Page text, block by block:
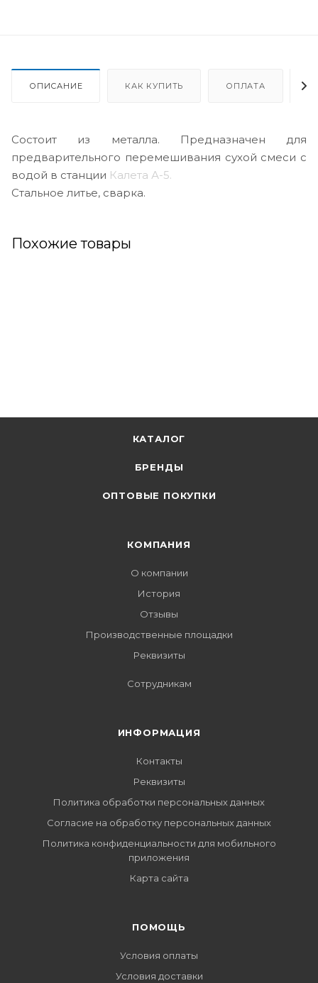
ОПИСАНИЕ КАК КУПИТЬ ОПЛАТА
Состоит из металла. Предназначен для
предварительного перемешивания сухой смеси с
водой в станции Калета А-5.
Стальное литье, сварка.
Похожие товары
КАТАЛОГ
БРЕНДЫ
ОПТОВЫЕ ПОКУПКИ
КОМПАНИЯ
О компании
История
Отзывы
Производственные площадки
Реквизиты
Сотрудникам
ИНФОРМАЦИЯ
Контакты
Реквизиты
Политика обработки персональных данных
Согласие на обработку персональных данных
Политика конфиденциальности для мобильного
приложения
Карта сайта
ПОМОЩЬ
Условия оплаты
Условия доставки